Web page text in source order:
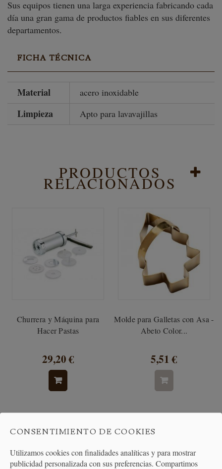
Sus equipos tienen una larga experiencia fabricando cada
día una gran gama de productos fiables en sus diferentes
departamentos.
FICHA TÉCNICA
Material acero inoxidable
Limpieza Apto para lavavajillas
PRODUCTOS
RELACIONADOS
Churrera y Máquina para
Hacer Pastas
29,20 €
Molde para Galletas con Asa -
Abeto Color...
5,51 €
CONSENTIMIENTO DE COOKIES
Utilizamos cookies con finalidades analíticas y para mostrar
publicidad personalizada con sus preferencias. Compartimos